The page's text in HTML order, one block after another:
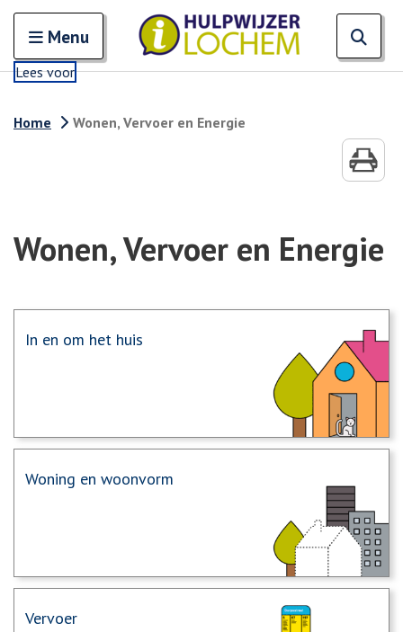
Open en sluit het
Menu
Lees voor
Home Wonen, Vervoer en Energie
Wonen, Vervoer en Energie
In en om het huis
Woning en woonvorm
Vervoer